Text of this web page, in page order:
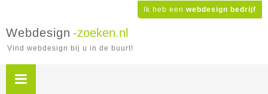
Ik heb een webdesign bedrijf
Webdesign -zoeken.nl
Vind webdesign bij u in de buurt!